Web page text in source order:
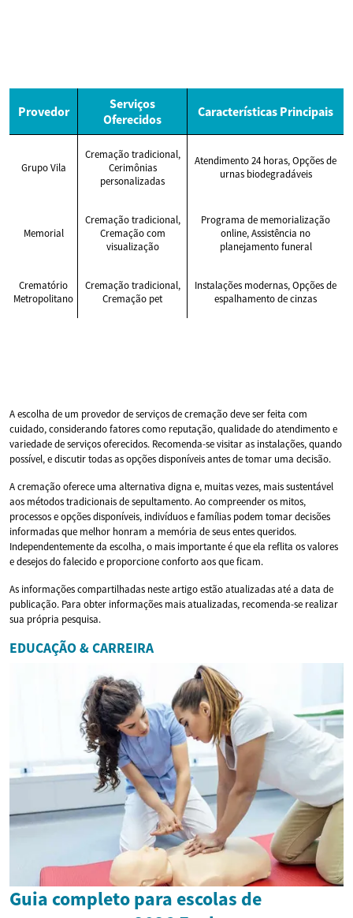
Provedor
Serviços
Oferecidos
Características Principais
Grupo Vila
Cremação tradicional,
Cerimônias
personalizadas
Atendimento 24 horas, Opções de
urnas biodegradáveis
Memorial
Cremação tradicional,
Cremação com
visualização
Programa de memorialização
online, Assistência no
planejamento funeral
Crematório
Metropolitano
Cremação tradicional,
Cremação pet
Instalações modernas, Opções de
espalhamento de cinzas
A escolha de um provedor de serviços de cremação deve ser feita com
cuidado, considerando fatores como reputação, qualidade do atendimento e
variedade de serviços oferecidos. Recomenda-se visitar as instalações, quando
possível, e discutir todas as opções disponíveis antes de tomar uma decisão.
A cremação oferece uma alternativa digna e, muitas vezes, mais sustentável
aos métodos tradicionais de sepultamento. Ao compreender os mitos,
processos e opções disponíveis, indivíduos e famílias podem tomar decisões
informadas que melhor honram a memória de seus entes queridos.
Independentemente da escolha, o mais importante é que ela reflita os valores
e desejos do falecido e proporcione conforto aos que ficam.
As informações compartilhadas neste artigo estão atualizadas até a data de
publicação. Para obter informações mais atualizadas, recomenda-se realizar
sua própria pesquisa.
EDUCAÇÃO & CARREIRA
Guia completo para escolas de